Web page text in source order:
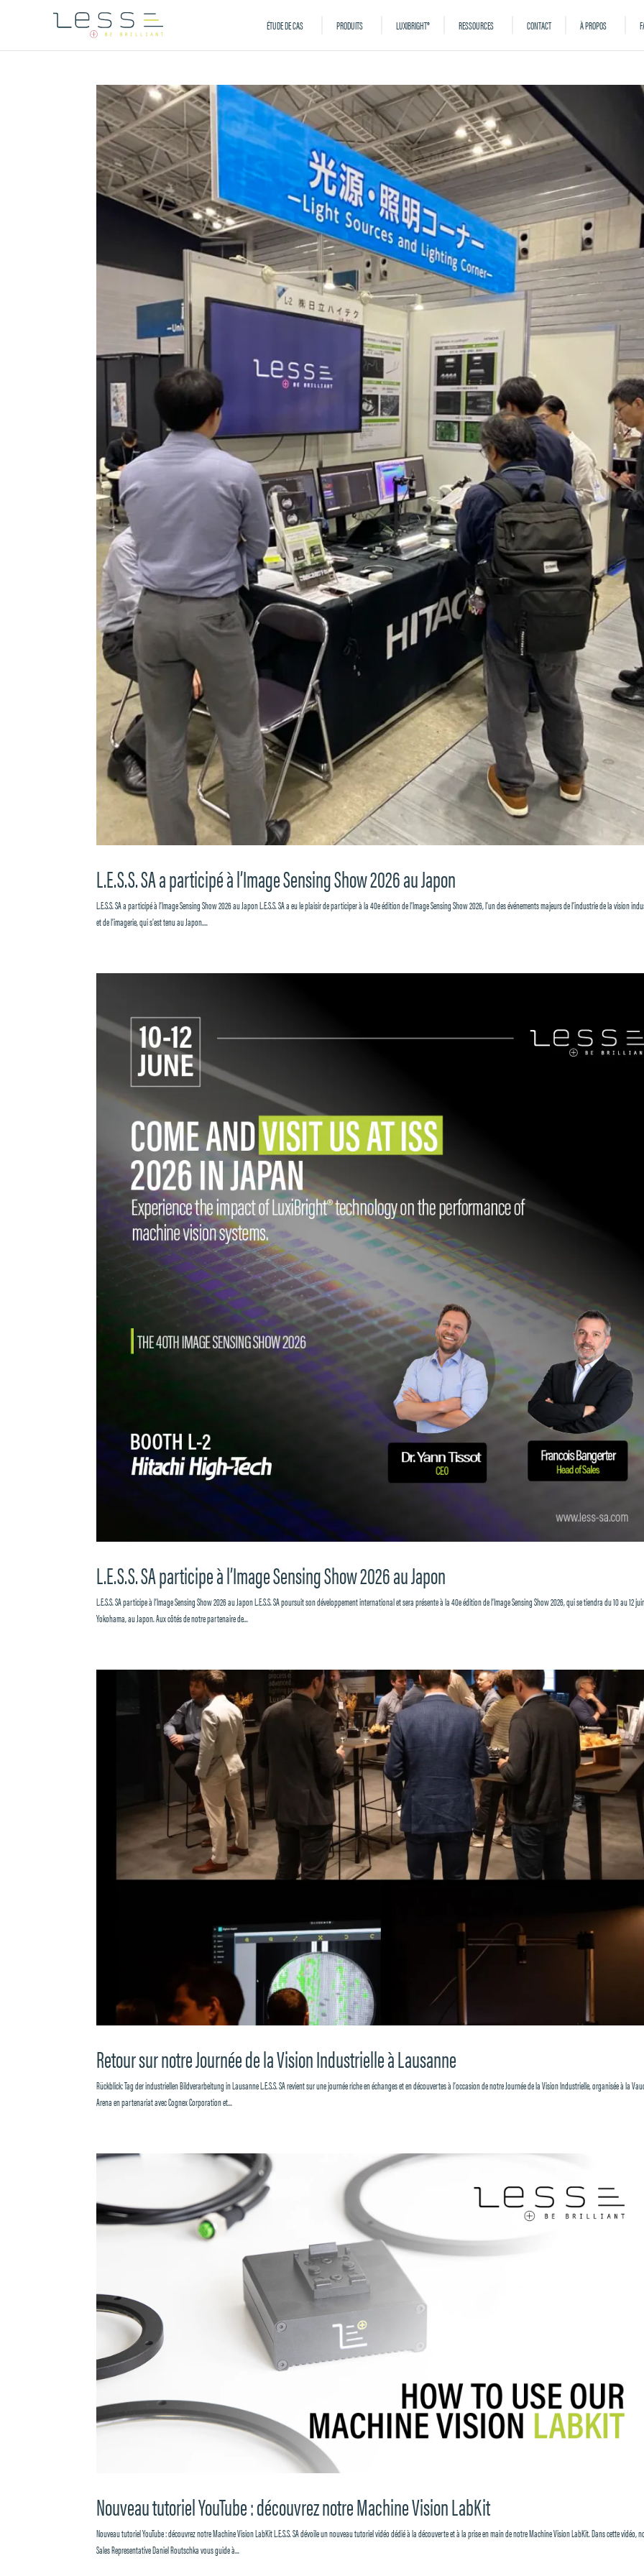
ÉTUDE DE CAS PRODUITS LUXIBRIGHT® RESSOURCES CONTACT À PROPOS
L.E.S.S. SA a participé à l’Image Sensing Show 2026 au Japon
L.E.S.S. SA a participé à l’Image Sensing Show 2026 au Japon L.E.S.S. SA a eu le plaisir de participer à la 40e édition de l’Image Sensing Show 2026, l’un des événements majeurs de l’industrie de la vision
et de l’imagerie, qui s’est tenu au Japon....
L.E.S.S. SA participe à l’Image Sensing Show 2026 au Japon
L.E.S.S. SA participe à l’Image Sensing Show 2026 au Japon L.E.S.S. SA poursuit son développement international et sera présente à la 40e édition de l’Image Sensing Show 2026, qui se tiendra du 10 au 12
Yokohama, au Japon. Aux côtés de notre partenaire de...
Retour sur notre Journée de la Vision Industrielle à Lausanne
Rückblick: Tag der industriellen Bildverarbeitung in Lausanne L.E.S.S. SA revient sur une journée riche en échanges et en découvertes à l’occasion de notre Journée de la Vision Industrielle, organisée à la
Arena en partenariat avec Cognex Corporation et...
Nouveau tutoriel YouTube : découvrez notre Machine Vision LabKit
Nouveau tutoriel YouTube : découvrez notre Machine Vision LabKit L.E.S.S. SA dévoile un nouveau tutoriel vidéo dédié à la découverte et à la prise en main de notre Machine Vision LabKit. Dans cette vidéo,
Sales Representative Daniel Routschka vous guide à...